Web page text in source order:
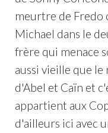
meurtre de Fredo
Michael dans le
frère qui menace
aussi vieille que
d'Abel et Caïn et
appartient aux
d'ailleurs ici avec